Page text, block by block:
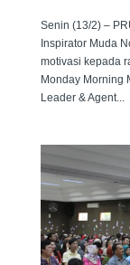
Senin (13/2) –
Inspirator Muda
motivasi kepada
Monday Morning
Leader & Agent...